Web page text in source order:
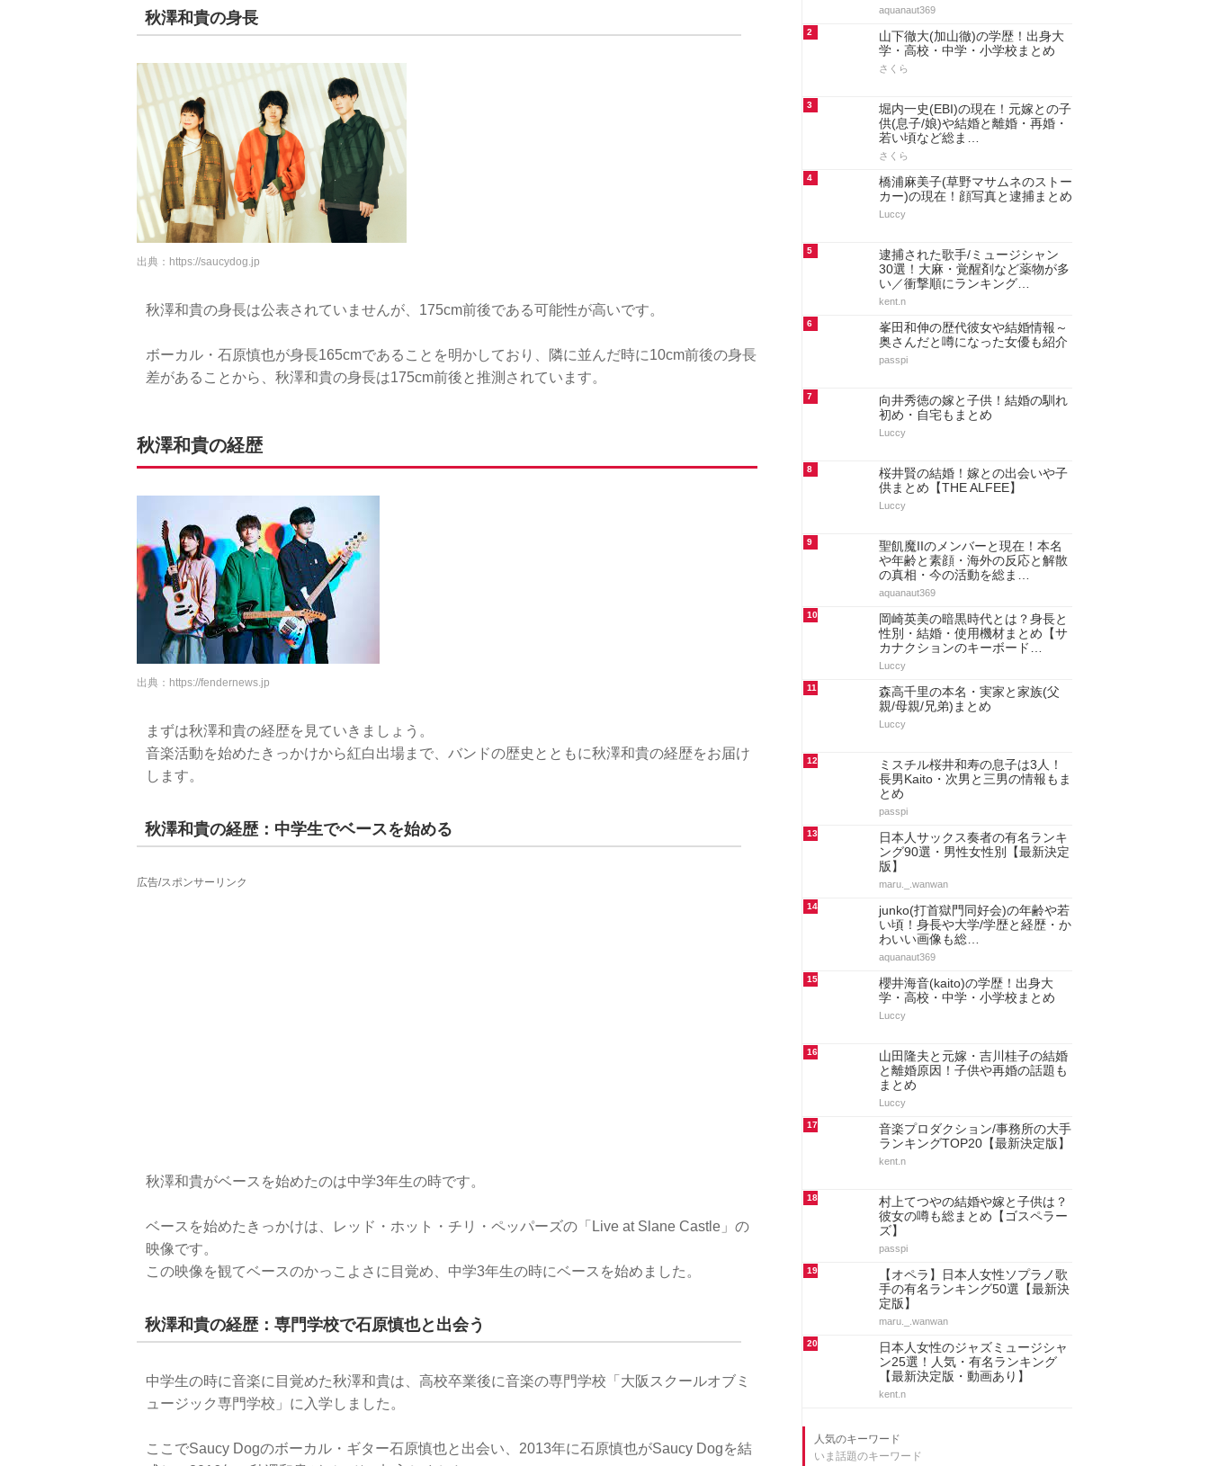
秋澤和貴の身長
出典： https://saucydog.jp
秋澤和貴の身長は公表されていませんが、175cm前後である可能性が高いです。
ボーカル・石原慎也が身長165cmであることを明かしており、隣に並んだ時に10cm前後の身長
差があることから、秋澤和貴の身長は175cm前後と推測されています。
秋澤和貴の経歴
出典： https://fendernews.jp
まずは秋澤和貴の経歴を見ていきましょう。
音楽活動を始めたきっかけから紅白出場まで、バンドの歴史とともに秋澤和貴の経歴をお届け
します。
秋澤和貴の経歴：中学生でベースを始める
広告/スポンサーリンク
秋澤和貴がベースを始めたのは中学3年生の時です。
ベースを始めたきっかけは、レッド・ホット・チリ・ペッパーズの「Live at Slane Castle」の
映像です。
この映像を観てベースのかっこよさに目覚め、中学3年生の時にベースを始めました。
秋澤和貴の経歴：専門学校で石原慎也と出会う
中学生の時に音楽に目覚めた秋澤和貴は、高校卒業後に音楽の専門学校「大阪スクールオブミ
ュージック専門学校」に入学しました。
ここでSaucy Dogのボーカル・ギター石原慎也と出会い、2013年に石原慎也がSaucy Dogを結
aquanaut369
2
山下徹大(加山徹)の学歴！出身大
学・高校・中学・小学校まとめ
さくら
3
堀内一史(EBI)の現在！元嫁との子
供(息子/娘)や結婚と離婚・再婚・
若い頃など総ま…
さくら
4
橋浦麻美子(草野マサムネのストー
カー)の現在！顔写真と逮捕まとめ
Luccy
5
逮捕された歌手/ミュージシャン
30選！大麻・覚醒剤など薬物が多
い／衝撃順にランキング…
kent.n
6
峯田和伸の歴代彼女や結婚情報～
奥さんだと噂になった女優も紹介
passpi
7
向井秀徳の嫁と子供！結婚の馴れ
初め・自宅もまとめ
Luccy
8
桜井賢の結婚！嫁との出会いや子
供まとめ【THE ALFEE】
Luccy
9
聖飢魔IIのメンバーと現在！本名
や年齢と素顔・海外の反応と解散
の真相・今の活動を総ま…
aquanaut369
10
岡崎英美の暗黒時代とは？身長と
性別・結婚・使用機材まとめ【サ
カナクションのキーボード…
Luccy
11
森高千里の本名・実家と家族(父
親/母親/兄弟)まとめ
Luccy
12
ミスチル桜井和寿の息子は3人！
長男Kaito・次男と三男の情報もま
とめ
passpi
13
日本人サックス奏者の有名ランキ
ング90選・男性女性別【最新決定
版】
maru._.wanwan
14
junko(打首獄門同好会)の年齢や若
い頃！身長や大学/学歴と経歴・か
わいい画像も総…
aquanaut369
15
櫻井海音(kaito)の学歴！出身大
学・高校・中学・小学校まとめ
Luccy
16
山田隆夫と元嫁・吉川桂子の結婚
と離婚原因！子供や再婚の話題も
まとめ
Luccy
17
音楽プロダクション/事務所の大手
ランキングTOP20【最新決定版】
kent.n
18
村上てつやの結婚や嫁と子供は？
彼女の噂も総まとめ【ゴスペラー
ズ】
passpi
19
【オペラ】日本人女性ソプラノ歌
手の有名ランキング50選【最新決
定版】
maru._.wanwan
20
日本人女性のジャズミュージシャ
ン25選！人気・有名ランキング
【最新決定版・動画あり】
kent.n
人気のキーワード
いま話題のキーワード